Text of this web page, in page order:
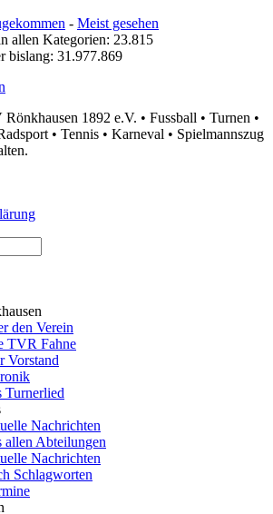
- Meist gesehen
allen Kategorien: 23.815
bislang: 31.977.869
1892 e.V. • Fussball • Turnen •
• Tennis • Karneval • Spielmannszug
den Verein
TVR Fahne
Vorstand
Turnerlied
Nachrichten
allen Abteilungen
Nachrichten
Schlagworten